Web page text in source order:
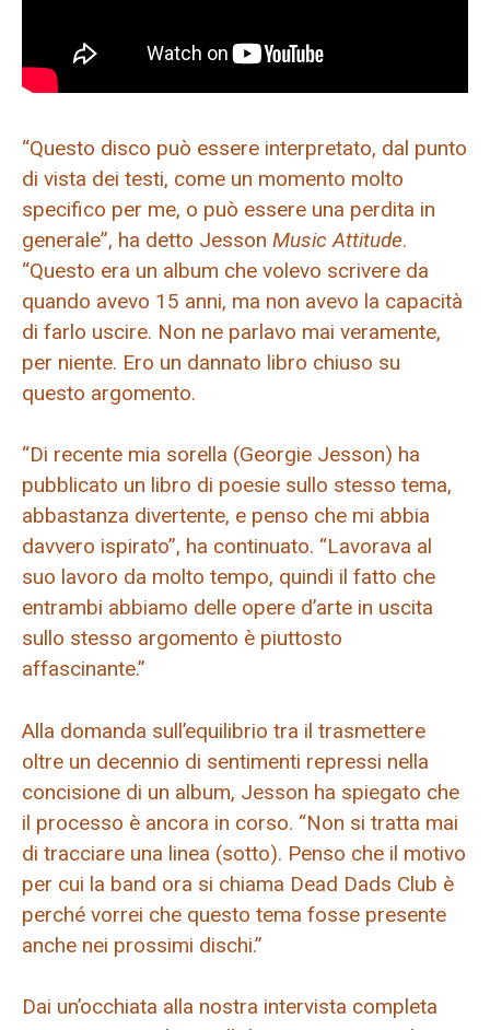
“Questo disco può essere interpretato, dal punto
di vista dei testi, come un momento molto
specifico per me, o può essere una perdita in
generale”, ha detto Jesson Music Attitude.
“Questo era un album che volevo scrivere da
quando avevo 15 anni, ma non avevo la capacità
di farlo uscire. Non ne parlavo mai veramente,
per niente. Ero un dannato libro chiuso su
questo argomento.
“Di recente mia sorella (Georgie Jesson) ha
pubblicato un libro di poesie sullo stesso tema,
abbastanza divertente, e penso che mi abbia
davvero ispirato”, ha continuato. “Lavorava al
suo lavoro da molto tempo, quindi il fatto che
entrambi abbiamo delle opere d’arte in uscita
sullo stesso argomento è piuttosto
affascinante.”
Alla domanda sull’equilibrio tra il trasmettere
oltre un decennio di sentimenti repressi nella
concisione di un album, Jesson ha spiegato che
il processo è ancora in corso. “Non si tratta mai
di tracciare una linea (sotto). Penso che il motivo
per cui la band ora si chiama Dead Dads Club è
perché vorrei che questo tema fosse presente
anche nei prossimi dischi.”
Dai un’occhiata alla nostra intervista completa